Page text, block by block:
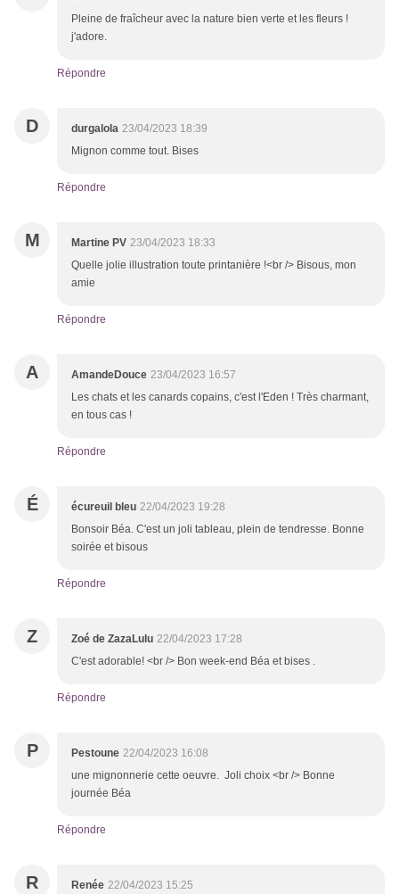
Pleine de fraîcheur avec la nature bien verte et les fleurs !
j'adore.
Répondre
D durgalola 23/04/2023 18:39
Mignon comme tout. Bises
Répondre
M Martine PV 23/04/2023 18:33
Quelle jolie illustration toute printanière !<br /> Bisous, mon
amie
Répondre
A AmandeDouce 23/04/2023 16:57
Les chats et les canards copains, c'est l'Eden ! Très charmant,
en tous cas !
Répondre
É écureuil bleu 22/04/2023 19:28
Bonsoir Béa. C'est un joli tableau, plein de tendresse. Bonne
soirée et bisous
Répondre
Z Zoé de ZazaLulu 22/04/2023 17:28
C'est adorable! <br /> Bon week-end Béa et bises .
Répondre
P Pestoune 22/04/2023 16:08
une mignonnerie cette oeuvre. Joli choix <br /> Bonne
journée Béa
Répondre
R Renée 22/04/2023 15:25